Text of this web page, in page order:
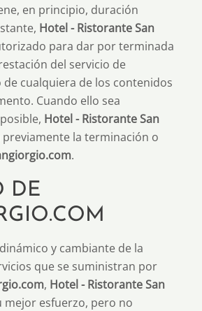
en principio, duración
Hotel - Ristorante San
para dar por terminada
del servicio de
de cualquiera de los contenidos
Cuando ello sea
Hotel - Ristorante San
la terminación o
.
DE
y cambiante de la
que se suministran por
, Hotel - Ristorante San
mejor esfuerzo, pero no